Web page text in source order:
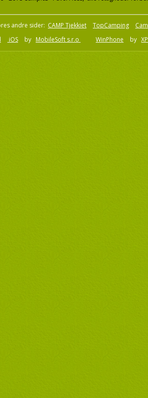
andre sider: CAMP Tjekkiet TopCamping
iOS by MobileSoft s.r.o WinPhone by